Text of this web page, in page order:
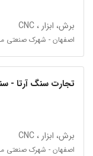
برش، ابزار ، CNC
تجارت سنگ آرتا -
برش، ابزار ، CNC
اصفهان - شهرک صنعتی